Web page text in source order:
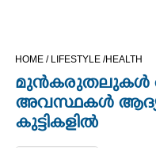
OPINION
HOME / LIFESTYLE /HEALTH
മുൻകരുതലുകൾ
അവസ്ഥകൾ
കുട്ടികളിൽ